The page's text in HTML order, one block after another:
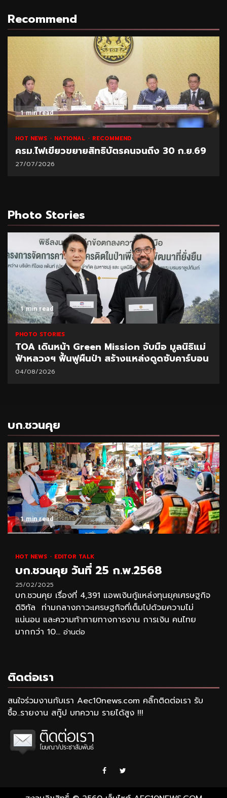
Recommend
1 min read
HOT NEWS NATIONAL RECOMMEND
ครม.ไฟเขียวขยายสิทธิบัตรคนจนถึง 30 ก.ย.69
27/07/2026
Photo Stories
1 min read
PHOTO STORIES
TOA เดินหน้า Green Mission จับมือ มูลนิธิแม่
ฟ้าหลวงฯ ฟื้นฟูผืนป่า สร้างแหล่งดูดซับคาร์บอน
04/08/2026
บก.ชวนคุย
1 min read
HOT NEWS EDITOR TALK
บก.ชวนคุย วันที่ 25 ก.พ.2568
25/02/2025
บก.ชวนคุย เรื่องที่ 4,391 แอพเงินกู้แหล่งทุนยุคเศรษฐกิจ
ดิจิทัล ท่ามกลางภาวะเศรษฐกิจที่เต็มไปด้วยความไม่
แน่นอน และความท้าทายทางการงาน การเงิน คนไทย
มากกว่า 10... อ่านต่อ
ติดต่อเรา
สนใจร่วมงานกับเรา Aec10news.com คลิ๊กติดต่อเรา รับ
ซื้อ..รายงาน สกู๊ป บทความ รายได้สูง !!!
Facebook
Twitter